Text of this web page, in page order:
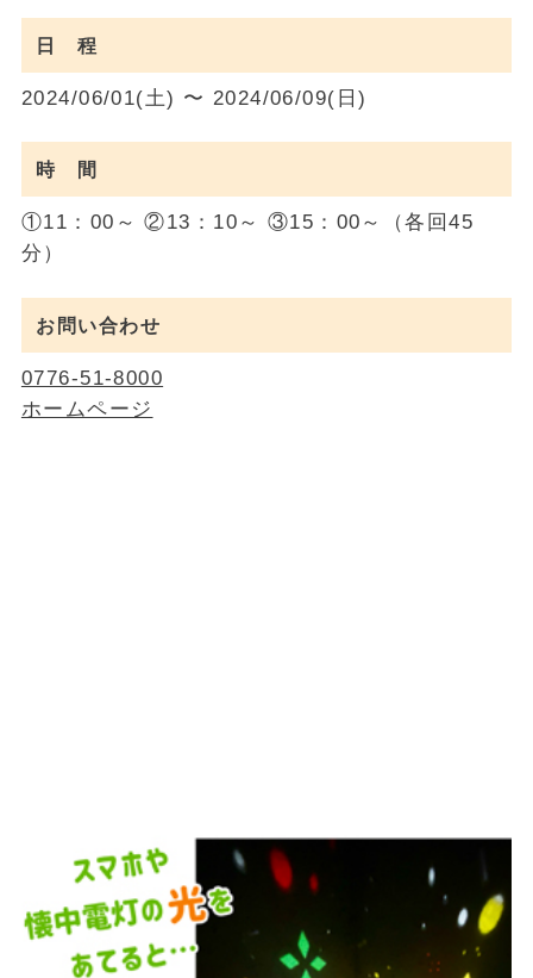
日 程
2024/06/01(土) 〜 2024/06/09(日)
時 間
①11：00～ ②13：10～ ③15：00～（各回45
分）
お問い合わせ
0776-51-8000
ホームページ